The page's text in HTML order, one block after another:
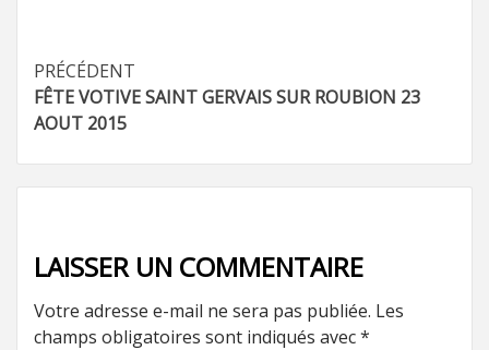
Navigation
d’article
PRÉCÉDENT
FÊTE VOTIVE SAINT GERVAIS SUR ROUBION 23
AOUT 2015
LAISSER UN COMMENTAIRE
Votre adresse e-mail ne sera pas publiée. Les
champs obligatoires sont indiqués avec*